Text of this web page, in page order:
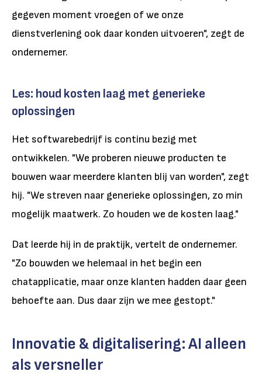
gegeven moment vroegen of we onze
dienstverlening ook daar konden uitvoeren", zegt de
ondernemer.
Les: houd kosten laag met generieke
oplossingen
Het softwarebedrijf is continu bezig met
ontwikkelen. "We proberen nieuwe producten te
bouwen waar meerdere klanten blij van worden", zegt
hij. "We streven naar generieke oplossingen, zo min
mogelijk maatwerk. Zo houden we de kosten laag."
Dat leerde hij in de praktijk, vertelt de ondernemer.
"Zo bouwden we helemaal in het begin een
chatapplicatie, maar onze klanten hadden daar geen
behoefte aan. Dus daar zijn we mee gestopt."
Innovatie & digitalisering: AI alleen
als versneller